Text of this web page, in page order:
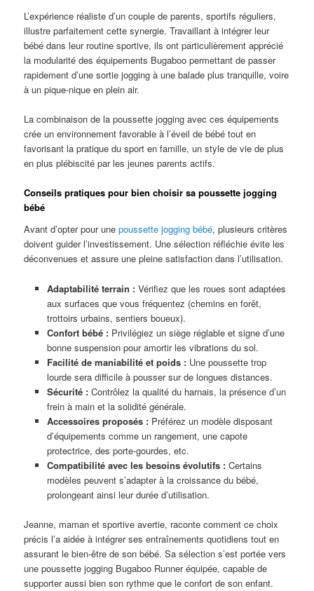
L’expérience réaliste d’un couple de parents, sportifs réguliers,
illustre parfaitement cette synergie. Travaillant à intégrer leur
bébé dans leur routine sportive, ils ont particulièrement apprécié
la modularité des équipements Bugaboo permettant de passer
rapidement d’une sortie jogging à une balade plus tranquille, voire
à un pique-nique en plein air.
La combinaison de la poussette jogging avec ces équipements
crée un environnement favorable à l’éveil de bébé tout en
favorisant la pratique du sport en famille, un style de vie de plus
en plus plébiscité par les jeunes parents actifs.
Conseils pratiques pour bien choisir sa poussette jogging
bébé
Avant d’opter pour unepoussette jogging bébé, plusieurs critères
doivent guider l’investissement. Une sélection réfléchie évite les
déconvenues et assure une pleine satisfaction dans l’utilisation.
Adaptabilité terrain :Vérifiez que les roues sont adaptées
aux surfaces que vous fréquentez (chemins en forêt,
trottoirs urbains, sentiers boueux).
Confort bébé :Privilégiez un siège réglable et signe d’une
bonne suspension pour amortir les vibrations du sol.
Facilité de maniabilité et poids :Une poussette trop
lourde sera difficile à pousser sur de longues distances.
Sécurité :Contrôlez la qualité du harnais, la présence d’un
frein à main et la solidité générale.
Accessoires proposés :Préférez un modèle disposant
d’équipements comme un rangement, une capote
protectrice, des porte-gourdes, etc.
Compatibilité avec les besoins évolutifs :Certains
modèles peuvent s’adapter à la croissance du bébé,
prolongeant ainsi leur durée d’utilisation.
Jeanne, maman et sportive avertie, raconte comment ce choix
précis l’a aidée à intégrer ses entraînements quotidiens tout en
assurant le bien-être de son bébé. Sa sélection s’est portée vers
une poussette jogging Bugaboo Runner équipée, capable de
supporter aussi bien son rythme que le confort de son enfant.